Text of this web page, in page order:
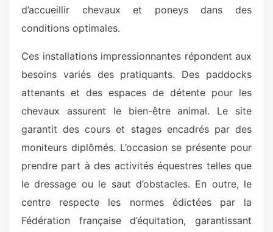
d’accueillir chevaux et poneys dans des
conditions optimales.
Ces installations impressionnantes répondent aux
besoins variés des pratiquants. Des paddocks
attenants et des espaces de détente pour les
chevaux assurent le bien-être animal. Le site
garantit des cours et stages encadrés par des
moniteurs diplômés. L’occasion se présente pour
prendre part à des activités équestres telles que
le dressage ou le saut d’obstacles. En outre, le
centre respecte les normes édictées par la
Fédération française d’équitation, garantissant